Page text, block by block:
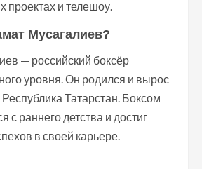
проектах и телешоу.
Мусагалиев?
— российский боксёр
уровня. Он родился и вырос
Республика Татарстан. Боксом
с раннего детства и достиг
в своей карьере.